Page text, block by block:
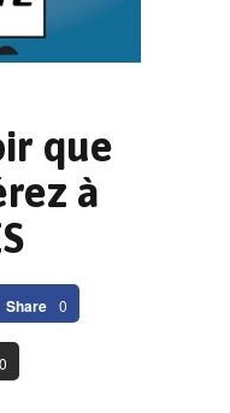
que
à
0
Share
0